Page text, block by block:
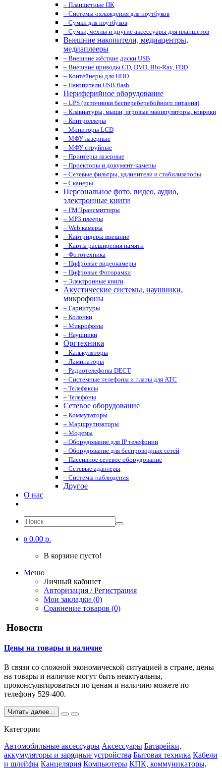
– Планшетные ПК
– Системы охлаждения для ноутбуков
– Сумки для ноутбуков
– Сумки, чехлы и другие аксессуары для планшетов
Внешние накопители, медиацентры,
медиаплееры
– Внешние жёсткие диски USB
– Внешние приводы CD, DVD, Blu-Ray, FDD
– Контейнеры для HDD
– Накопители USB flash
Периферийное оборудование
– UPS (источники беспереберебойного питания)
– Клавиатуры, мыши, игровые манипуляторы, коврики
– Контроллеры
– Мониторы LCD
– МФУ лазерные
– МФУ струйные
– Принтеры лазерные
– Проекторы и документ-камеры
– Сетевые фильтры, удлинители и стабилизаторы
– Сканеры
Персональное фото, видео, аудио,
электронные книги
– FM Трансмиттеры
– MP3 плееры
– Web камеры
– Картридеры внешние
– Карты расширения памяти
– Фототехника
– Цифровые видеокамеры
– Цифровые Фоторамки
– Электронные книги
Акустические системы, наушники,
микрофоны
– Гарнитуры
– Колонки
– Микрофоны
– Наушники
Оргтехника
– Калькуляторы
– Ламинаторы
– Радиотелефоны DECT
– Системные телефоны и платы для АТС
– Телефаксы
– Телефоны
Сетевое оборудование
– Коммутаторы
– Маршрутизаторы
– Модемы
– Оборудование для IP телефонии
– Оборудование для беспроводных сетей
– Пассивное сетевое оборудование
– Сетевые адаптеры
– Системы наблюдения
Другое
О нас
0 0.00 р.
В корзине пусто!
Меню
Личный кабинет
Авторизация / Регистрация
Мои закладки (0)
Сравнение товаров (0)
Новости
Цены на товары и наличие
В связи со сложной экономической ситуацией в стране, цены
на товары и наличие могут быть неактуальны,
проконсультироваться по ценам и наличию можете по
телефону 529-400.
Читать далее...
Категории
Автомобильные аксессуары Аксессуары Батарейки,
аккумуляторы и зарядные устройства Бытовая техника Кабели
и шлейфы Канцелярия Компьютеры КПК, коммуникаторы,